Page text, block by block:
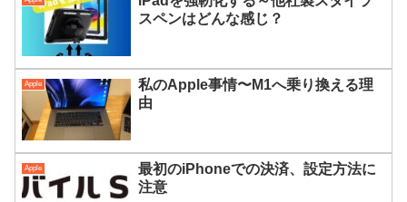
スペンはどんな感じ？
Apple
私のApple事情〜M1へ乗り換える理
由
Apple
最初のiPhoneでの決済、設定方法に
注意